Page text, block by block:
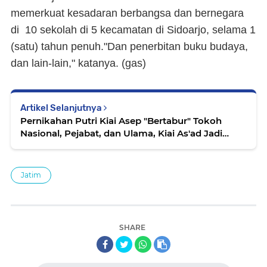
memerkuat kesadaran berbangsa dan bernegara
di 10 sekolah di 5 kecamatan di Sidoarjo, selama 1
(satu) tahun penuh."Dan penerbitan buku budaya,
dan lain-lain," katanya. (gas)
Artikel Selanjutnya
Pernikahan Putri Kiai Asep "Bertabur" Tokoh
Nasional, Pejabat, dan Ulama, Kiai As'ad Jadi
Jatim
SHARE